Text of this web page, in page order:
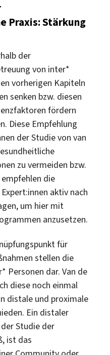
Praxis: Stärkung
der
von inter*
vorherigen Kapiteln
senken bzw. diesen
fördern
Diese Empfehlung
der Studie von van
zu vermeiden bzw.
die
aktiv nach
um hier mit
anzusetzen.
für
stellen die
Personen dar. Van de
diese noch einmal
distale und proximale
Ein distaler
Studie der
ist das